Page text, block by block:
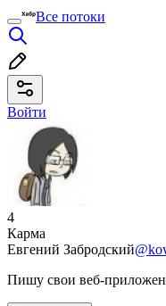
Все потоки
Войти
4
Карма
Евгений Забродский
Пишу свои веб-